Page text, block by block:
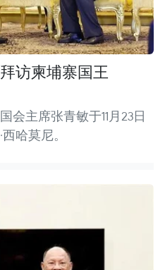
访柬埔寨国王
会主席张青敏于11月23日
哈莫尼。